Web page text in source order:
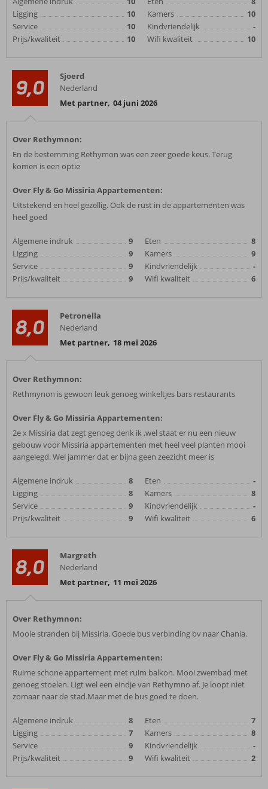
Ligging
10
Service
10
Prijs/kwaliteit
10
Kamers
10
Kindvriendelijk
-
Wifi kwaliteit
10
9,0
Sjoerd
Nederland
Met partner, 04 juni 2026
Over Rethymnon:
En de bestemming Rethymon was een zeer goede keus. Terug
komen is een optie
Over Fly & Go Missiria Appartementen:
Uitstekend en heel gezellig. Ook de rust in de appartementen was
heel goed
Algemene indruk
9
Ligging
9
Service
9
Prijs/kwaliteit
9
Eten
8
Kamers
9
Kindvriendelijk
-
Wifi kwaliteit
6
8,0
Petronella
Nederland
Met partner, 18 mei 2026
Over Rethymnon:
Rethmynon is gewoon leuk genoeg winkeltjes bars restaurants
Over Fly & Go Missiria Appartementen:
2e x Missiria dat zegt genoeg denk ik ,wel staat er nu een nieuw
gebouw voor Missiria appartementen met heel veel planten mooi
aangelegd. Wel jammer dat er bijna geen zeezicht meer is
Algemene indruk
8
Ligging
8
Service
9
Prijs/kwaliteit
9
Eten
-
Kamers
8
Kindvriendelijk
-
Wifi kwaliteit
6
8,0
Margreth
Nederland
Met partner, 11 mei 2026
Over Rethymnon:
Mooie stranden bij Missiria. Goede bus verbinding bv naar Chania.
Over Fly & Go Missiria Appartementen:
Ruime schone appartement met ruim balkon. Mooi zwembad met
genoeg stoelen. Ligt wel een eindje van Rethymno af. Je loopt niet
zomaar naar de stad.Maar met de bus goed te doen.
Algemene indruk
8
Ligging
7
Service
9
Prijs/kwaliteit
9
Eten
7
Kamers
8
Kindvriendelijk
-
Wifi kwaliteit
2